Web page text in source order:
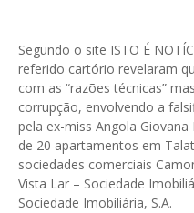
Segundo o site ISTO É
referido cartório revelaram
com as “razões técnicas”
corrupção, envolvendo a
pela ex-miss Angola
de 20 apartamentos em
sociedades comerciais
Vista Lar – Sociedade
Sociedade Imobiliária, S.A.